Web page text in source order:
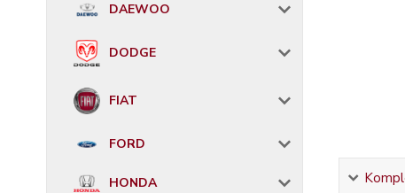
DAEWOO
DODGE
FIAT
FORD
HONDA